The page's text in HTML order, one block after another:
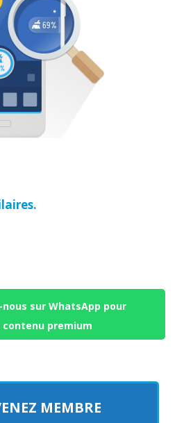
nous sur WhatsApp pour
premium
MEMBRE